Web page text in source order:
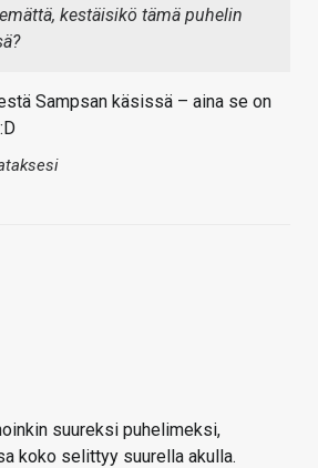
kestäisikö tämä puhelin
Sampsan käsissä – aina se on
suureksi puhelimeksi,
koko selittyy suurella akulla.